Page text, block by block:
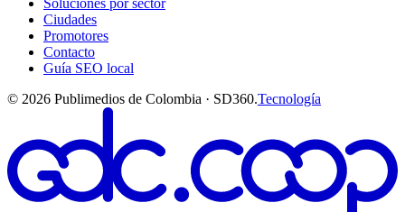
Soluciones por sector
Ciudades
Promotores
Contacto
Guía SEO local
© 2026 Publimedios de Colombia · SD360.Tecnología